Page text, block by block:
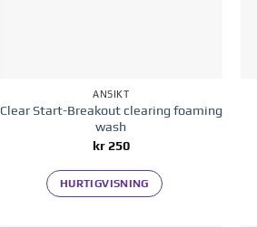
ANSIKT
Clear Start-Breakout clearing foaming
wash
kr250
HURTIGVISNING